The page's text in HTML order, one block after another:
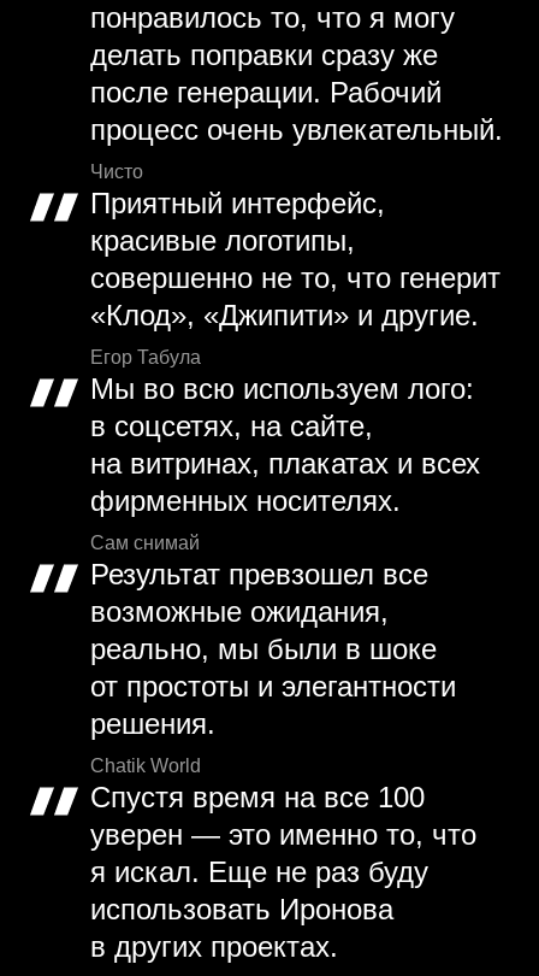
понравилось то, что я могу
делать поправки сразу же
после генерации. Рабочий
процесс очень увлекательный.
Чисто
Приятный интерфейс,
красивые логотипы,
совершенно не то, что генерит
«Клод», «Джипити» и другие.
Егор Табула
Мы во всю используем лого:
в соцсетях, на сайте,
на витринах, плакатах и всех
фирменных носителях.
Сам снимай
Результат превзошел все
возможные ожидания,
реально, мы были в шоке
от простоты и элегантности
решения.
Chatik World
Спустя время на все 100
уверен — это именно то, что
я искал. Еще не раз буду
использовать Иронова
в других проектах.